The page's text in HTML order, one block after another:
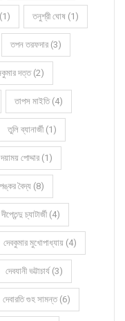
(1) তনুশ্রী ঘোষ (1)
তপন তরফদার (3)
দত্ত (2)
তাপস মাইতি (4)
তুলি ব্যানার্জী (1)
দয়াময় পোদ্দার (1)
বৈদ্য (8)
দীপ্তেন্দু চ্যাটার্জী (4)
দেবকুমার মুখোপাধ্যায় (4)
দেবযানী ভট্টাচার্য (3)
দেবারতি গুহ সামন্ত (6)